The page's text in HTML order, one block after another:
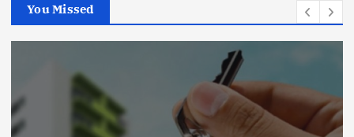
You Missed